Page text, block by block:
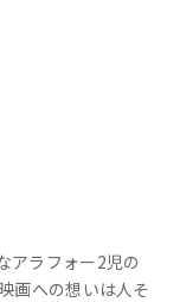
アラフォー2児の
画への想いは人そ